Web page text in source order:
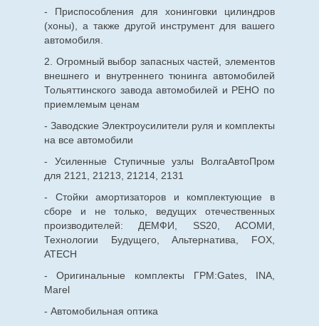
- Приспособления для хонинговки цилиндров
(хоны), а также другой инструмент для вашего
автомобиля.
2. Огромный выбор запасных частей, элементов
внешнего и внутреннего тюнинга автомобилей
Тольяттинского завода автомобилей и РЕНО по
приемлемым ценам
- Заводские Электроусилители руля и комплекты
на все автомобили
- Усиленные Ступичные узлы ВолгаАвтоПром
для 2121, 21213, 21214, 2131
- Стойки амортизаторов и комплектующие в
сборе и не только, ведущих отечественных
производителей: ДЕМФИ, SS20, АСОМИ,
Технологии Будущего, Альтернатива, FOX,
ATECH
- Оригинальные комплекты ГРМ:Gates, INA,
Marel
- Автомобильная оптика